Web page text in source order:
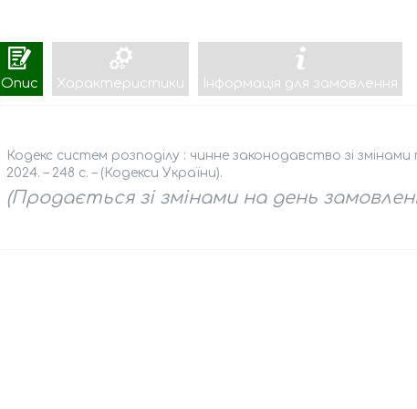
Опис Характеристики Інформація для замовлення
Кодекс систем розподілу : чинне законодавство зі
2024. – 248 с. – (Кодекси України).
(Продається зі змінами на день